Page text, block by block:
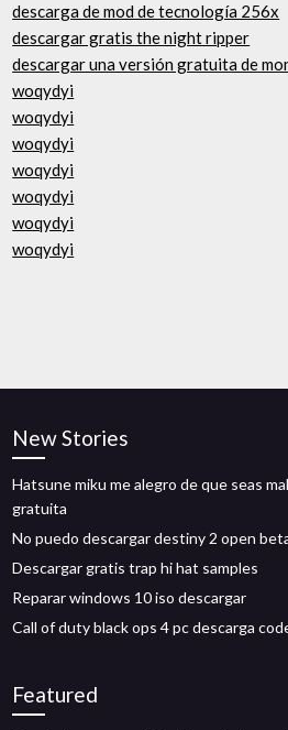
descarga de mod de tecnología 256x
descargar gratis the night ripper
descargar una versión gratuita de
woqydyi
woqydyi
woqydyi
woqydyi
woqydyi
woqydyi
woqydyi
New Stories
Hatsune miku me alegro de que seas
gratuita
No puedo descargar destiny 2 open
Descargar gratis trap hi hat samples
Reparar windows 10 iso descargar
Call of duty black ops 4 pc descarga
Featured